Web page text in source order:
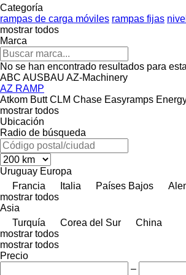
Categoría
rampas de carga móviles rampas fijas
mostrar todos
Marca
No se han encontrado resultados para
ABC AUSBAU AZ-Machinery
AZ RAMP
Atkom Butt CLM Chase Easyramps
mostrar todos
Ubicación
Radio de búsqueda
Uruguay Europa
Francia
Italia Países Bajos
mostrar todos
Asia
Turquía
Corea del Sur
China
mostrar todos
mostrar todos
Precio
–